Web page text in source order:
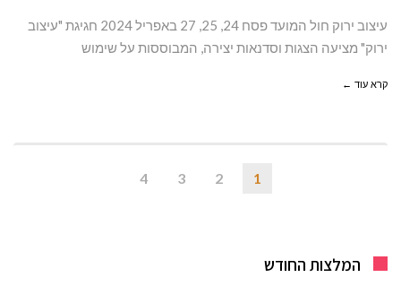
עיצוב ירוק חול המועד פסח 24, 25, 27 באפריל 2024 חגיגת "עיצוב
ירוק" מציעה הצגות וסדנאות יצירה, המבוססות על שימוש
קרא עוד ←
1
2
3
4
המלצות החודש